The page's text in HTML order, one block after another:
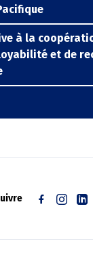
à la
et de